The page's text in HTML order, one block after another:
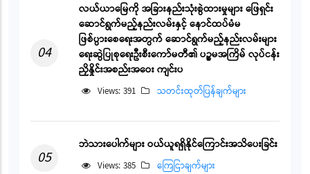
04
လယ်ယာမြေကို အခြားနည်းသုံးစွဲထားမှုများ ဖြေရှင်း
ဆောင်ရွက်မည့်နည်းလမ်းနှင့် နောင်ထပ်မံမ
ဖြစ်ပွားစေရေးအတွက် ဆောင်ရွက်မည့်နည်းလမ်းများ
ရေးဆွဲပြုစုရေးဦးစီးကော်မတီ၏ ပဉ္စမအကြိမ် လုပ်ငန်း
ညှိနှိုင်းအစည်းအဝေး ကျင်းပ
Views: 391 သတင်းထုတ်ပြန်ချက်များ
05
ဘဲသားပေါက်များ ဝယ်ယူရရှိနိုင်ကြောင်းအသိပေးခြင်း
Views: 385 ကြေငြာချက်များ